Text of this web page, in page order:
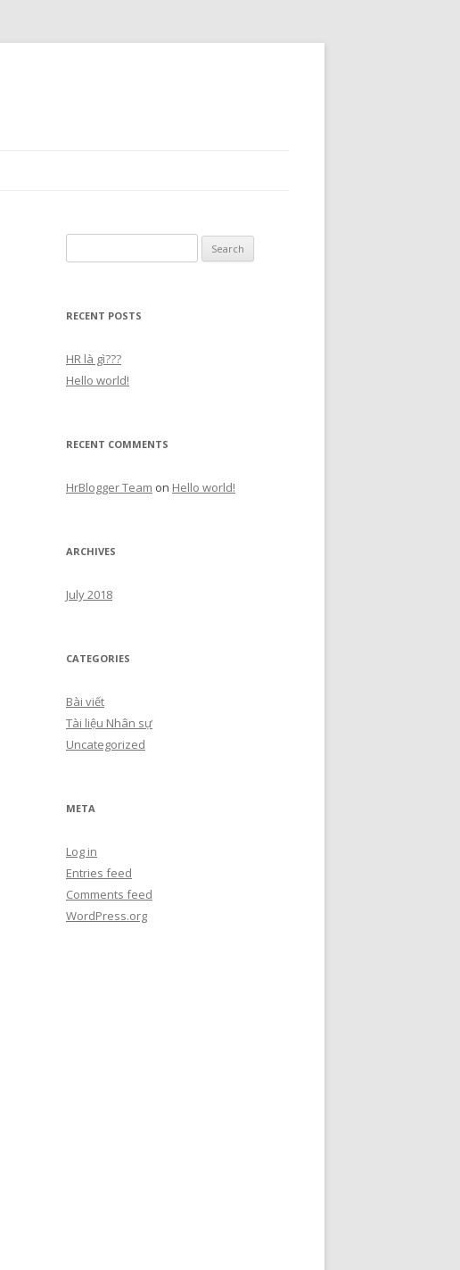
for:
RECENT POSTS
HR là gì???
Hello world!
RECENT COMMENTS
HrBlogger Team on Hello world!
ARCHIVES
July 2018
CATEGORIES
Bài viết
Tài liệu Nhân sự
Uncategorized
META
Log in
Entries feed
Comments feed
WordPress.org